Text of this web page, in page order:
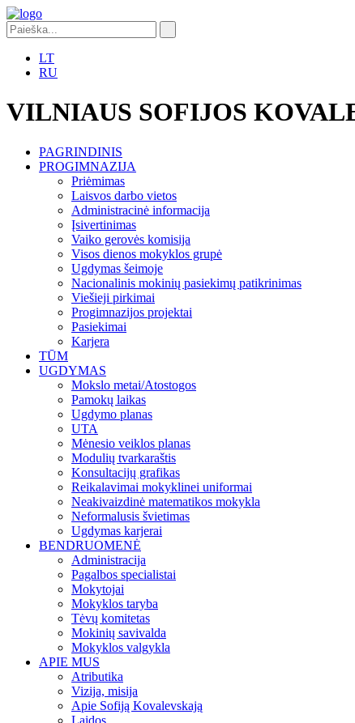
LT
RU
VILNIAUS SOFIJOS
PAGRINDINIS
PROGIMNAZIJA
Priėmimas
Laisvos darbo vietos
Administracinė informacija
Įsivertinimas
Vaiko gerovės komisija
Visos dienos mokyklos grupė
Ugdymas šeimoje
Nacionalinis mokinių pasiekimų patikrinimas
Viešieji pirkimai
Progimnazijos projektai
Pasiekimai
Karjera
TŪM
UGDYMAS
Mokslo metai/Atostogos
Pamokų laikas
Ugdymo planas
UTA
Mėnesio veiklos planas
Modulių tvarkaraštis
Konsultacijų grafikas
Reikalavimai mokyklinei uniformai
Neakivaizdinė matematikos mokykla
Neformalusis švietimas
Ugdymas karjerai
BENDRUOMENĖ
Administracija
Pagalbos specialistai
Mokytojai
Mokyklos taryba
Tėvų komitetas
Mokinių savivalda
Mokyklos valgykla
APIE MUS
Atributika
Vizija, misija
Apie Sofiją Kovalevskają
Laidos